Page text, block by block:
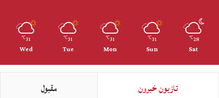
28
℃
Sat
31
℃
Sun
31
℃
Mon
31
℃
Tue
31
℃
Wed
تازيون خبرون مقبول